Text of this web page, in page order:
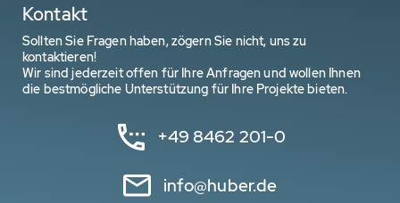
Kontakt
Sollten Sie Fragen haben, zögern Sie nicht, uns zu
kontaktieren!
Wir sind jederzeit offen für Ihre Anfragen und wollen Ihnen
die bestmögliche Unterstützung für Ihre Projekte bieten.
+49 8462 201-0
info@huber.de